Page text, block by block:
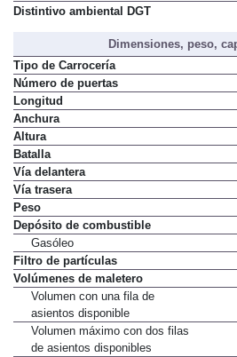
Distintivo ambiental DGT
Dimensiones, peso,
Tipo de Carrocería
Número de puertas
Longitud
Anchura
Altura
Batalla
Vía delantera
Vía trasera
Peso
Depósito de combustible
Gasóleo
Filtro de partículas
Volúmenes de maletero
Volumen con una fila de
asientos disponible
Volumen máximo con dos filas
de asientos disponibles